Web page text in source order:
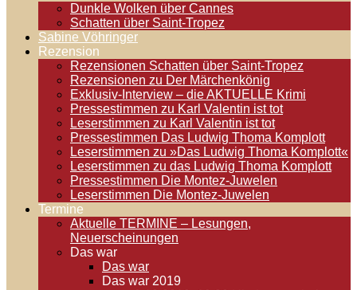
Dunkle Wolken über Cannes
Schatten über Saint-Tropez
Sabine Vöhringer
Rezension
Rezensionen Schatten über Saint-Tropez
Rezensionen zu Der Märchenkönig
Exklusiv-Interview – die AKTUELLE Krimi
Pressestimmen zu Karl Valentin ist tot
Leserstimmen zu Karl Valentin ist tot
Pressestimmen Das Ludwig Thoma Komplott
Leserstimmen zu »Das Ludwig Thoma Komplott«
Leserstimmen zu das Ludwig Thoma Komplott
Pressestimmen Die Montez-Juwelen
Leserstimmen Die Montez-Juwelen
Termine
Aktuelle TERMINE – Lesungen,
Neuerscheinungen
Das war
Das war
Das war 2019